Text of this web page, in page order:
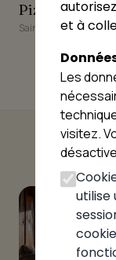
Pizza Bay
Pizza Bay
Saint-Julien-en-
et à
Les
visitez.
utilise